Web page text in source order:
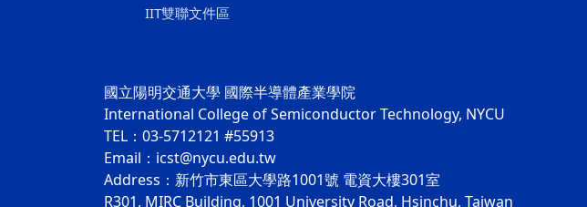
IIT雙聯文件區
國立陽明交通大學 國際半導體產業學院
International College of Semiconductor Technology, NYCU
TEL：03-5712121 #55913
Email：icst@nycu.edu.tw
Address：新竹市東區大學路1001號 電資大樓301室
R301, MIRC Building, 1001 University Road, Hsinchu, Taiwan